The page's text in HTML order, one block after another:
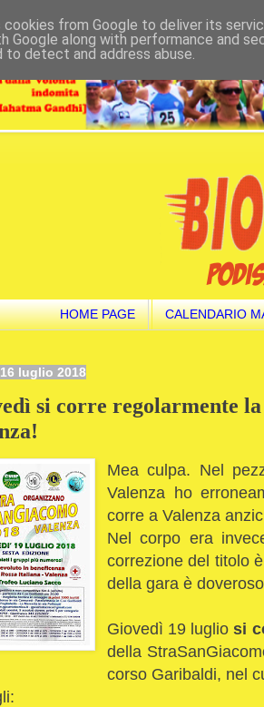
HOME PAGE CALENDARIO
luglio 2018
si corre regolarmente
Mea culpa. Nel
Valenza ho
corre a Valenza
Nel corpo era
correzione del titolo
della gara è
Giovedì 19 lugliosi
della
corso Garibaldi, nel
cookies from Google to deliver its
Google along with performance and
to detect and address abuse.